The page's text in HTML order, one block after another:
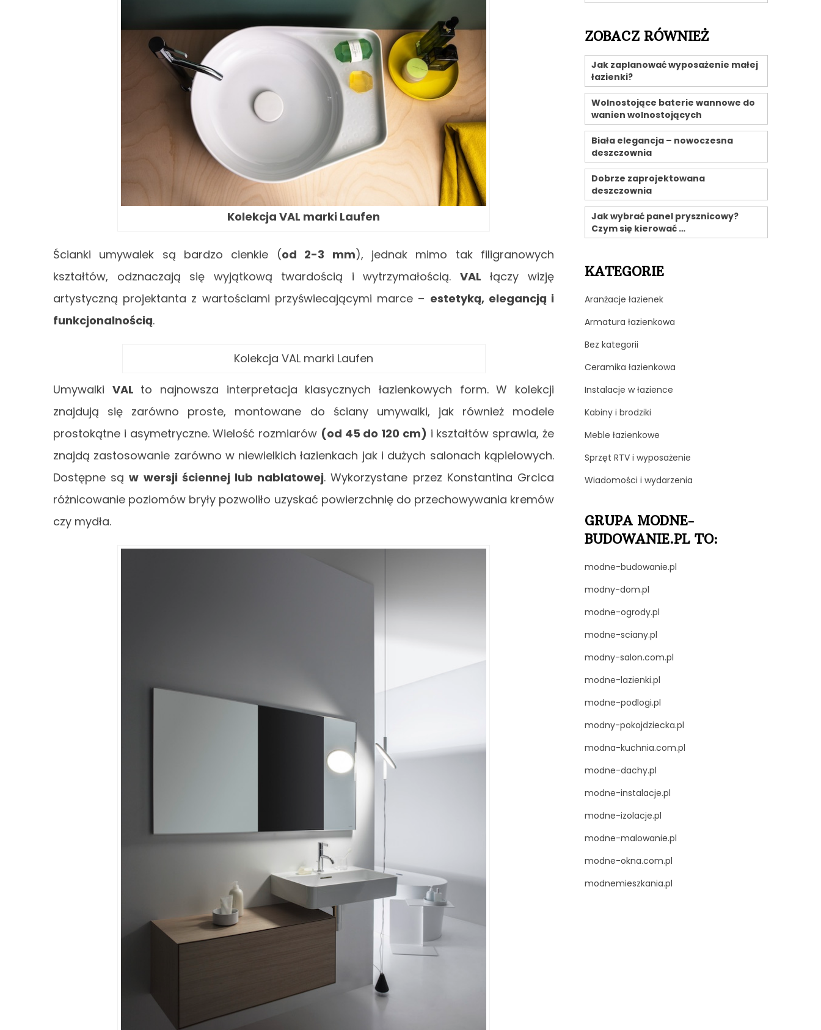
Kolekcja VAL marki Laufen
Ścianki umywalek są bardzo cienkie (od 2-3 mm), jednak mimo tak filigranowych
kształtów, odznaczają się wyjątkową twardością i wytrzymałością. VAL łączy wizję
artystyczną projektanta z wartościami przyświecającymi marce – estetyką, elegancją i
funkcjonalnością.
Kolekcja VAL marki Laufen
Umywalki VAL to najnowsza interpretacja klasycznych łazienkowych form. W kolekcji
znajdują się zarówno proste, montowane do ściany umywalki, jak również modele
prostokątne i asymetryczne. Wielość rozmiarów (od 45 do 120 cm) i kształtów sprawia, że
znajdą zastosowanie zarówno w niewielkich łazienkach jak i dużych salonach kąpielowych.
Dostępne sąw wersji ściennej lub nablatowej. Wykorzystane przez Konstantina Grcica
różnicowanie poziomów bryły pozwoliło uzyskać powierzchnię do przechowywania kremów
czy mydła.
ZOBACZ RÓWNIEŻ
Jak zaplanować wyposażenie małej
łazienki?
Wolnostojące baterie wannowe do
wanien wolnostojących
Biała elegancja – nowoczesna
deszczownia
Dobrze zaprojektowana
deszczownia
Jak wybrać panel prysznicowy?
Czym się kierować …
KATEGORIE
Aranżacje łazienek
Armatura łazienkowa
Bez kategorii
Ceramika łazienkowa
Instalacje w łazience
Kabiny i brodziki
Meble łazienkowe
Sprzęt RTV i wyposażenie
Wiadomości i wydarzenia
GRUPA MODNE-
BUDOWANIE.PL TO:
modne-budowanie.pl
modny-dom.pl
modne-ogrody.pl
modne-sciany.pl
modny-salon.com.pl
modne-lazienki.pl
modne-podlogi.pl
modny-pokojdziecka.pl
modna-kuchnia.com.pl
modne-dachy.pl
modne-instalacje.pl
modne-izolacje.pl
modne-malowanie.pl
modne-okna.com.pl
modnemieszkania.pl